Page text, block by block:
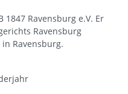
Ravensburg e.V. Er
Ravensburg
Ravensburg.